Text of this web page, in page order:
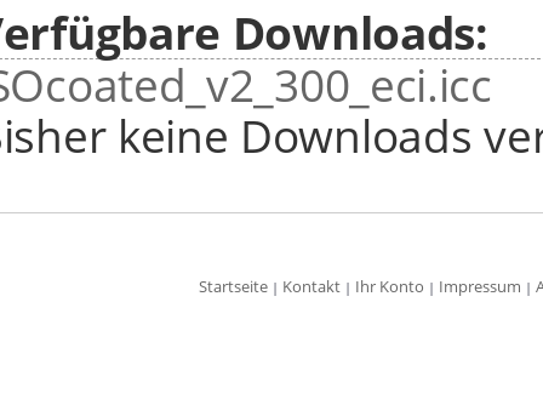
Downloads:
keine Downloads
Startseite | Kontakt | Ihr Konto | Impressum |